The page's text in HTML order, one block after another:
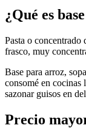
¿Qué es
Pasta o concentrado
frasco, muy
Base para arroz,
consomé en cocinas
sazonar guisos en
Precio